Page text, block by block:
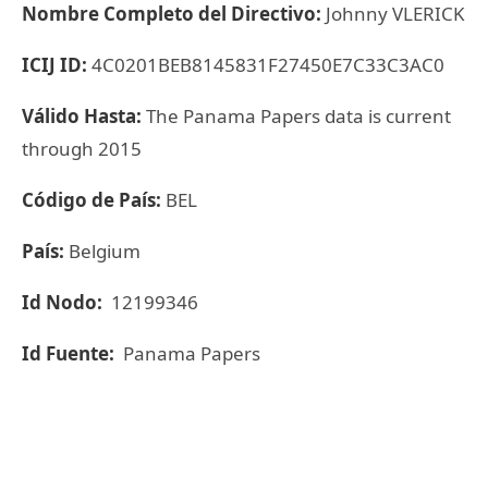
Nombre Completo del Directivo: Johnny VLERICK
ICIJ ID: 4C0201BEB8145831F27450E7C33C3AC0
Válido Hasta: The Panama Papers data is current
through 2015
Código de País: BEL
País: Belgium
Id Nodo: 12199346
Id Fuente: Panama Papers